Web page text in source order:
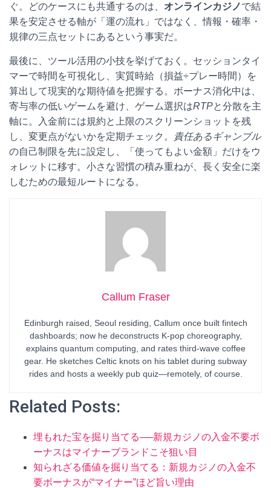
ぐ。どのケースにも共通するのは、 オンラインカジノで結
果を安定させる軸が「運の流れ」ではなく、情報・確率・
規律の三点セットにあるという事実だ。
最後に、ツール活用の小技を挙げておく。セッションタイ
マーで時間を可視化し、実質時給（損益÷プレー時間）を
算出して現実的な期待値を把握する。ボーナス消化中は、
寄与率の低いゲームを避け、ゲーム選択はRTPと分散を主
軸に。入金前には規約と上限のスクリーンショットを残
し、変更点がないかを定期チェック。
責任あるギャンブル
の自己制限を先に設定し、「使ってもよい金額」だけをウ
ォレットに移す。小さな習慣の積み重ねが、長く安全に楽
しむための最短ルートになる。
Callum Fraser
Edinburgh raised, Seoul residing, Callum once built fintech
dashboards; now he deconstructs K-pop choreography,
explains quantum computing, and rates third-wave coffee
gear. He sketches Celtic knots on his tablet during subway
rides and hosts a weekly pub quiz—remotely, of course.
Related Posts:
埋もれた宝を掘り当てる──新規カジノの入金不要ボ
ーナスはマイナーブランドこそ狙い目
知られざる価値を掘り当てる：新規カジノの入金不
要ボーナスが“マイナー”ほど旨い理由